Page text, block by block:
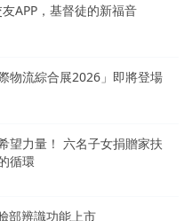
APP，基督徒的新福音
物流綜合展2026」即將登場
望力量！ 六名子女捐贈家扶
循環
部辨識功能上市